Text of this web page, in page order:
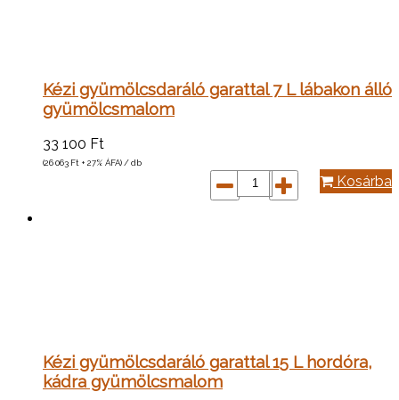
Kézi gyümölcsdaráló garattal 7 L lábakon álló
gyümölcsmalom
33 100 Ft
(26 063 Ft + 27% ÁFA) / db
Kosárba
Kézi gyümölcsdaráló garattal 15 L hordóra,
kádra gyümölcsmalom